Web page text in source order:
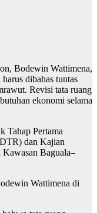
Bodewin Wattimena,
dibahas tuntas
Revisi tata ruang
ekonomi selama
Tahap Pertama
dan Kajian
Baguala–
Wattimena di